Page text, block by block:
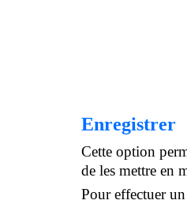
Enregistrer
Cette option
de les mettre en
Pour effectuer